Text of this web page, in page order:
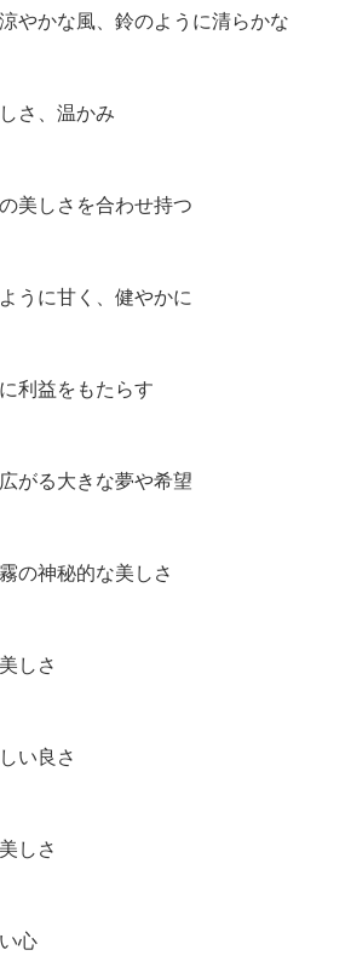
やかな風、鈴のように清らかな
さ、温かみ
美しさを合わせ持つ
うに甘く、健やかに
利益をもたらす
がる大きな夢や希望
の神秘的な美しさ
しさ
い良さ
しさ
心